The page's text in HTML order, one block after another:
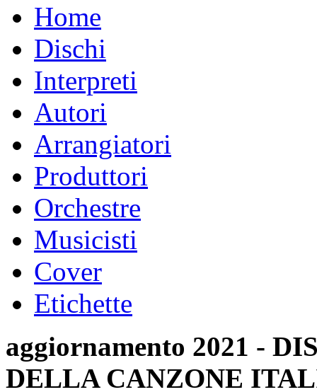
Home
Dischi
Interpreti
Autori
Arrangiatori
Produttori
Orchestre
Musicisti
Cover
Etichette
aggiornamento 2021 -
DELLA CANZONE